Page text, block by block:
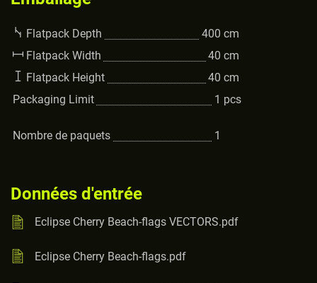
Flatpack Depth 400 cm
Flatpack Width
40 cm
Flatpack Height
40 cm
Packaging Limit
1 pcs
Nombre de paquets 1
Données d'entrée
Eclipse Cherry Beach-flags VECTORS.pdf
Eclipse Cherry Beach-flags.pdf